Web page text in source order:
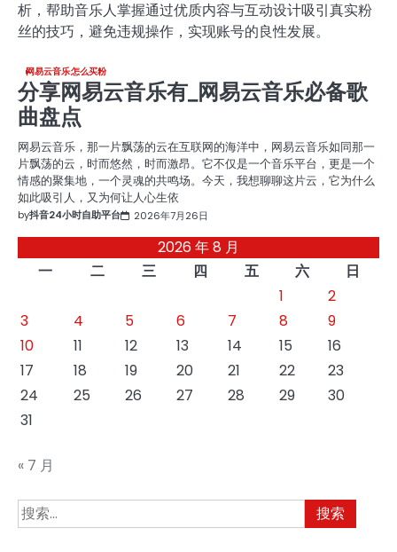
析，帮助音乐人掌握通过优质内容与互动设计吸引真实粉
丝的技巧，避免违规操作，实现账号的良性发展。
网易云音乐怎么买粉
分享网易云音乐有_网易云音乐必备歌
曲盘点
网易云音乐，那一片飘荡的云在互联网的海洋中，网易云音乐如同那一
片飘荡的云，时而悠然，时而激昂。它不仅是一个音乐平台，更是一个
情感的聚集地，一个灵魂的共鸣场。今天，我想聊聊这片云，它为什么
如此吸引人，又为何让人心生依
by抖音24小时自助平台 2026年7月26日
2026 年 8 月
一
二 三 四 五 六
日
1
2
3
4 5 6 7 8
9
10
11 12 13 14 15
16
17
18 19 20 21 22
23
24
25 26 27 28 29
30
31
« 7 月
搜
索：